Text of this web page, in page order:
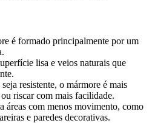
é formado principalmente por um
lisa e veios naturais que
resistente, o mármore é mais
riscar com mais facilidade.
áreas com menos movimento, como
e paredes decorativas.